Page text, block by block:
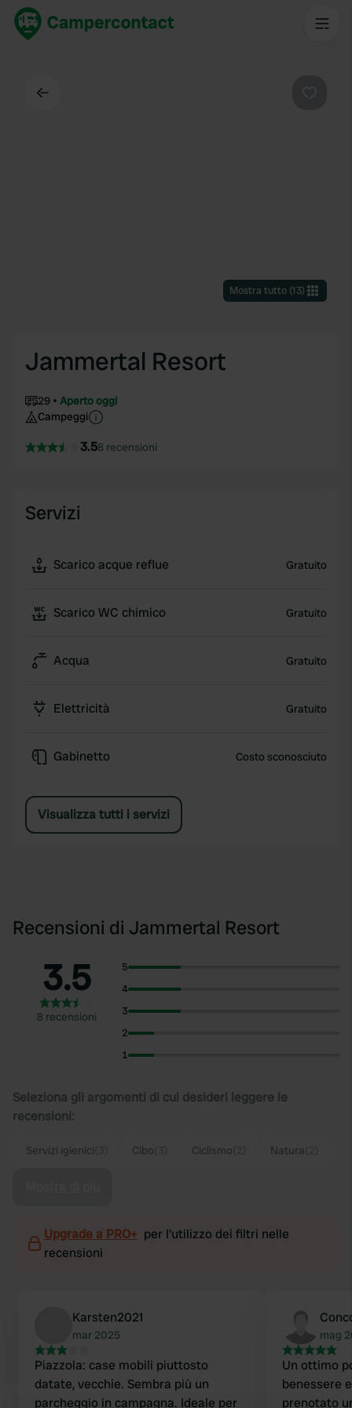
Mostra tutto(13)
Jammertal Resort
29
Aperto oggi
Campeggi
3.58 recensioni
Servizi
Scarico acque reflue Gratuito
Scarico WC chimico Gratuito
Acqua Gratuito
Elettricità Gratuito
Gabinetto Costo sconosciuto
Visualizza tutti i servizi
Recensioni di Jammertal Resort
3.5
8 recensioni
5
4
3
2
1
Seleziona gli argomenti di cui desideri leggere le
recensioni:
Servizi igienici Cibo Ciclismo Natura
Upgrade a PRO+ per l'utilizzo dei filtri nelle
recensioni
Karsten2021
mar 2025
Piazzola: case mobili piuttosto
datate, vecchie. Sembra più un
parcheggio in campagna. Ideale per
mag
Un ottimo
benessere
prenotato